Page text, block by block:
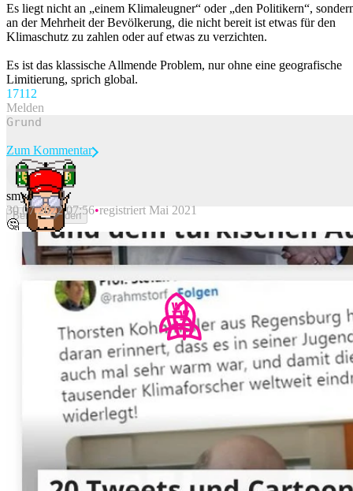
Es liegt nicht an „einem Klimaleugner“ oder „den Politikern“,
an der Mehrheit der Bevölkerung, die nicht bereit ist etwas für den
Klimaschutz zu zahlen oder auf etwas zu verzichten.
Es ist das klassische Allmende Problem, nur ohne eine geografische
Limitierung, sprich global.
17112
Melden
Beitrag melden
Zum Kommentar
smyc
30.07.2022 07:56 registriert Mai 2021
🤔